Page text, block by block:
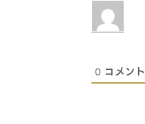
0 コメント